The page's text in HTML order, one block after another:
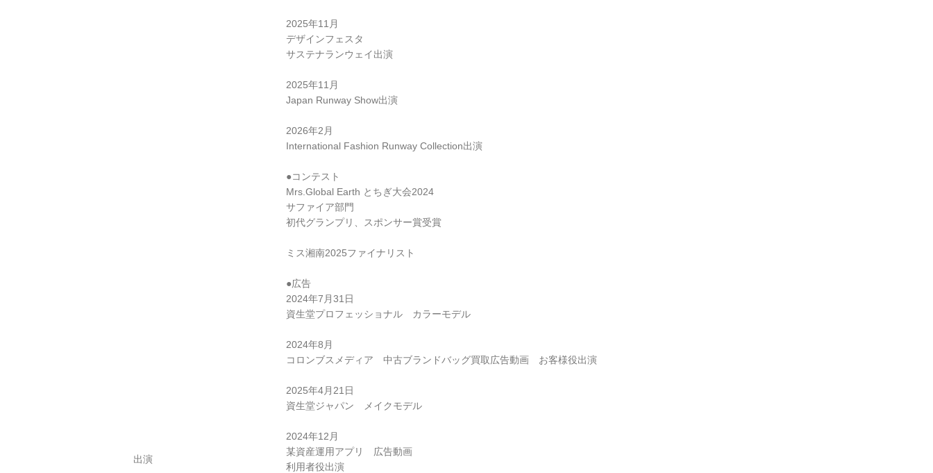
出演
2025年11月
デザインフェスタ
サステナランウェイ出演
2025年11月
Japan Runway Show出演
2026年2月
International Fashion Runway Collection出演
●コンテスト
Mrs.Global Earth とちぎ大会2024
サファイア部門
初代グランプリ、スポンサー賞受賞
ミス湘南2025ファイナリスト
●広告
2024年7月31日
資生堂プロフェッショナル カラーモデル
2024年8月
コロンブスメディア 中古ブランドバッグ買取広告動画 お客様役出演
2025年4月21日
資生堂ジャパン メイクモデル
2024年12月
某資産運用アプリ 広告動画
利用者役出演